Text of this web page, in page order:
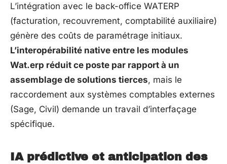
L’intégration avec le back-office WATERP
(facturation, recouvrement, comptabilité auxiliaire)
génère des coûts de paramétrage initiaux.
L’interopérabilité native entre les modules
Wat.erp réduit ce poste par rapport à un
assemblage de solutions tierces, mais le
raccordement aux systèmes comptables externes
(Sage, Civil) demande un travail d’interfaçage
spécifique.
IA prédictive et anticipation des